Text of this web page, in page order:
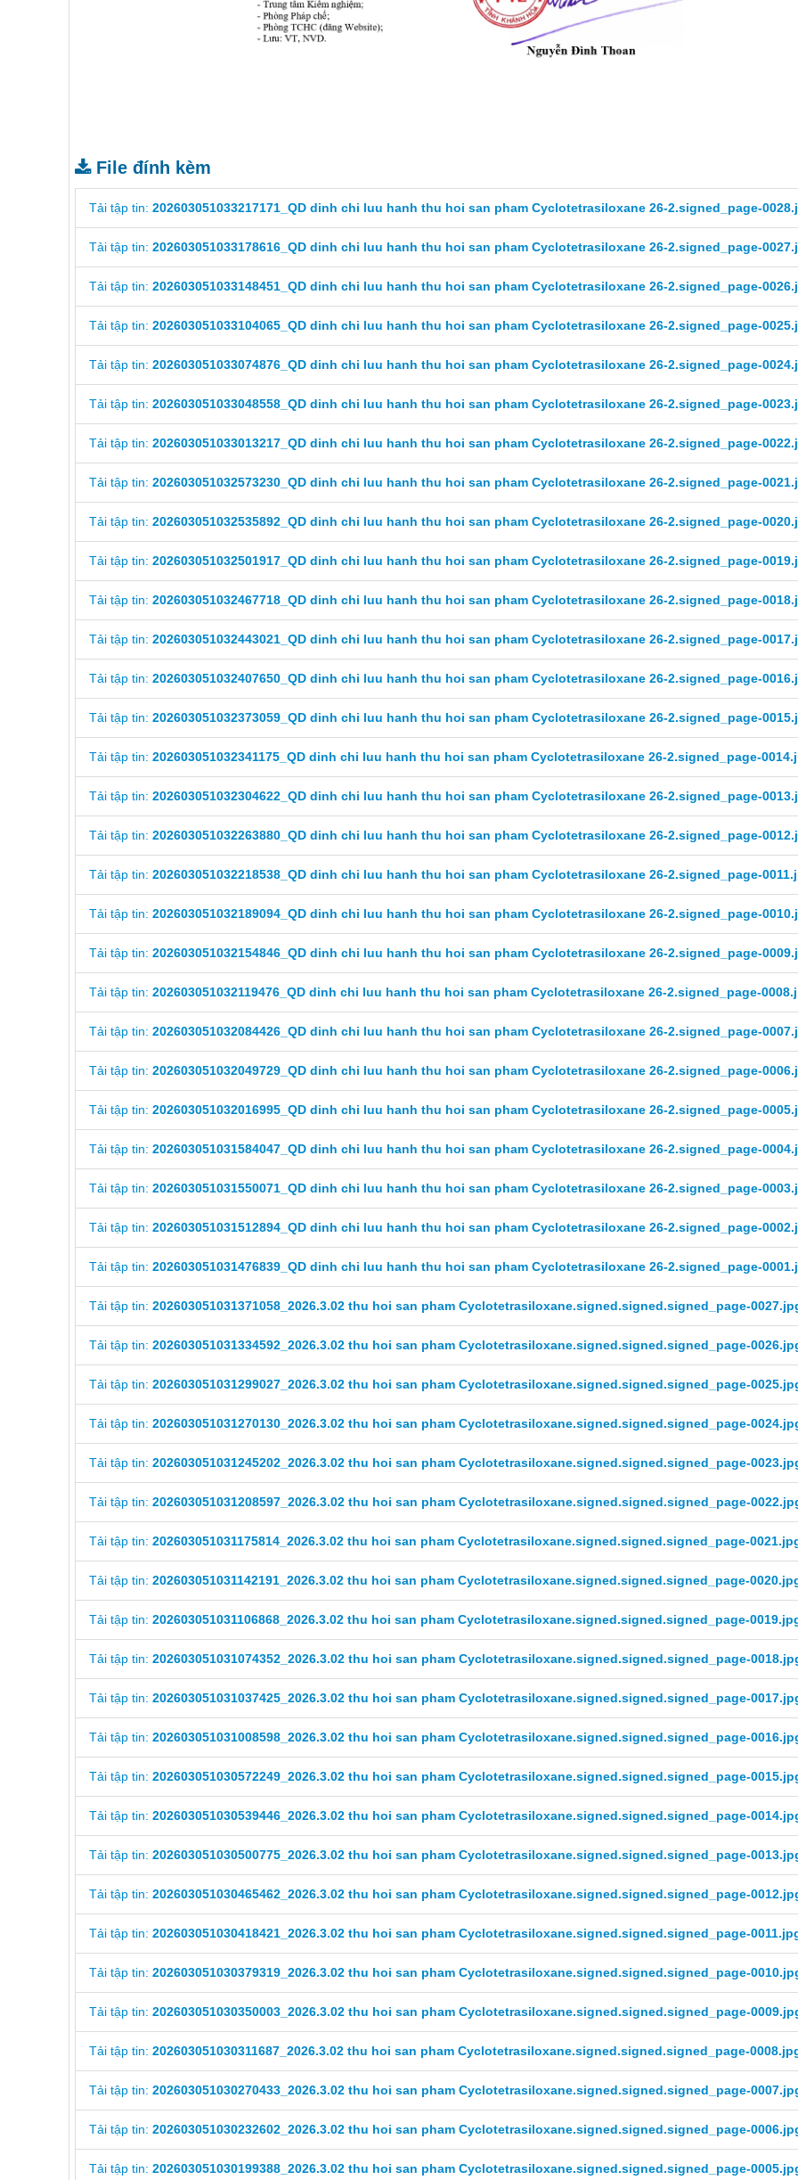
File đính kèm
Tải tập tin: 202603051033217171_QD dinh chi luu hanh thu hoi san pham Cyclotetrasiloxane 26-2.signed_page-
Tải tập tin: 202603051033178616_QD dinh chi luu hanh thu hoi san pham Cyclotetrasiloxane 26-2.signed_page-
Tải tập tin: 202603051033148451_QD dinh chi luu hanh thu hoi san pham Cyclotetrasiloxane 26-2.signed_page-
Tải tập tin: 202603051033104065_QD dinh chi luu hanh thu hoi san pham Cyclotetrasiloxane 26-2.signed_page-
Tải tập tin: 202603051033074876_QD dinh chi luu hanh thu hoi san pham Cyclotetrasiloxane 26-2.signed_page-
Tải tập tin: 202603051033048558_QD dinh chi luu hanh thu hoi san pham Cyclotetrasiloxane 26-2.signed_page-
Tải tập tin: 202603051033013217_QD dinh chi luu hanh thu hoi san pham Cyclotetrasiloxane 26-2.signed_page-
Tải tập tin: 202603051032573230_QD dinh chi luu hanh thu hoi san pham Cyclotetrasiloxane 26-2.signed_page-
Tải tập tin: 202603051032535892_QD dinh chi luu hanh thu hoi san pham Cyclotetrasiloxane 26-2.signed_page-
Tải tập tin: 202603051032501917_QD dinh chi luu hanh thu hoi san pham Cyclotetrasiloxane 26-2.signed_page-
Tải tập tin: 202603051032467718_QD dinh chi luu hanh thu hoi san pham Cyclotetrasiloxane 26-2.signed_page-
Tải tập tin: 202603051032443021_QD dinh chi luu hanh thu hoi san pham Cyclotetrasiloxane 26-2.signed_page-
Tải tập tin: 202603051032407650_QD dinh chi luu hanh thu hoi san pham Cyclotetrasiloxane 26-2.signed_page-
Tải tập tin: 202603051032373059_QD dinh chi luu hanh thu hoi san pham Cyclotetrasiloxane 26-2.signed_page-
Tải tập tin: 202603051032341175_QD dinh chi luu hanh thu hoi san pham Cyclotetrasiloxane 26-2.signed_page-
Tải tập tin: 202603051032304622_QD dinh chi luu hanh thu hoi san pham Cyclotetrasiloxane 26-2.signed_page-
Tải tập tin: 202603051032263880_QD dinh chi luu hanh thu hoi san pham Cyclotetrasiloxane 26-2.signed_page-
Tải tập tin: 202603051032218538_QD dinh chi luu hanh thu hoi san pham Cyclotetrasiloxane 26-2.signed_page-
Tải tập tin: 202603051032189094_QD dinh chi luu hanh thu hoi san pham Cyclotetrasiloxane 26-2.signed_page-
Tải tập tin: 202603051032154846_QD dinh chi luu hanh thu hoi san pham Cyclotetrasiloxane 26-2.signed_page-
Tải tập tin: 202603051032119476_QD dinh chi luu hanh thu hoi san pham Cyclotetrasiloxane 26-2.signed_page-
Tải tập tin: 202603051032084426_QD dinh chi luu hanh thu hoi san pham Cyclotetrasiloxane 26-2.signed_page-
Tải tập tin: 202603051032049729_QD dinh chi luu hanh thu hoi san pham Cyclotetrasiloxane 26-2.signed_page-
Tải tập tin: 202603051032016995_QD dinh chi luu hanh thu hoi san pham Cyclotetrasiloxane 26-2.signed_page-
Tải tập tin: 202603051031584047_QD dinh chi luu hanh thu hoi san pham Cyclotetrasiloxane 26-2.signed_page-
Tải tập tin: 202603051031550071_QD dinh chi luu hanh thu hoi san pham Cyclotetrasiloxane 26-2.signed_page-
Tải tập tin: 202603051031512894_QD dinh chi luu hanh thu hoi san pham Cyclotetrasiloxane 26-2.signed_page-
Tải tập tin: 202603051031476839_QD dinh chi luu hanh thu hoi san pham Cyclotetrasiloxane 26-2.signed_page-
Tải tập tin: 202603051031371058_2026.3.02 thu hoi san pham Cyclotetrasiloxane.signed.signed.signed_page-
Tải tập tin: 202603051031334592_2026.3.02 thu hoi san pham Cyclotetrasiloxane.signed.signed.signed_page-
Tải tập tin: 202603051031299027_2026.3.02 thu hoi san pham Cyclotetrasiloxane.signed.signed.signed_page-
Tải tập tin: 202603051031270130_2026.3.02 thu hoi san pham Cyclotetrasiloxane.signed.signed.signed_page-
Tải tập tin: 202603051031245202_2026.3.02 thu hoi san pham Cyclotetrasiloxane.signed.signed.signed_page-
Tải tập tin: 202603051031208597_2026.3.02 thu hoi san pham Cyclotetrasiloxane.signed.signed.signed_page-
Tải tập tin: 202603051031175814_2026.3.02 thu hoi san pham Cyclotetrasiloxane.signed.signed.signed_page-
Tải tập tin: 202603051031142191_2026.3.02 thu hoi san pham Cyclotetrasiloxane.signed.signed.signed_page-
Tải tập tin: 202603051031106868_2026.3.02 thu hoi san pham Cyclotetrasiloxane.signed.signed.signed_page-
Tải tập tin: 202603051031074352_2026.3.02 thu hoi san pham Cyclotetrasiloxane.signed.signed.signed_page-
Tải tập tin: 202603051031037425_2026.3.02 thu hoi san pham Cyclotetrasiloxane.signed.signed.signed_page-
Tải tập tin: 202603051031008598_2026.3.02 thu hoi san pham Cyclotetrasiloxane.signed.signed.signed_page-
Tải tập tin: 202603051030572249_2026.3.02 thu hoi san pham Cyclotetrasiloxane.signed.signed.signed_page-
Tải tập tin: 202603051030539446_2026.3.02 thu hoi san pham Cyclotetrasiloxane.signed.signed.signed_page-
Tải tập tin: 202603051030500775_2026.3.02 thu hoi san pham Cyclotetrasiloxane.signed.signed.signed_page-
Tải tập tin: 202603051030465462_2026.3.02 thu hoi san pham Cyclotetrasiloxane.signed.signed.signed_page-
Tải tập tin: 202603051030418421_2026.3.02 thu hoi san pham Cyclotetrasiloxane.signed.signed.signed_page-
Tải tập tin: 202603051030379319_2026.3.02 thu hoi san pham Cyclotetrasiloxane.signed.signed.signed_page-
Tải tập tin: 202603051030350003_2026.3.02 thu hoi san pham Cyclotetrasiloxane.signed.signed.signed_page-
Tải tập tin: 202603051030311687_2026.3.02 thu hoi san pham Cyclotetrasiloxane.signed.signed.signed_page-
Tải tập tin: 202603051030270433_2026.3.02 thu hoi san pham Cyclotetrasiloxane.signed.signed.signed_page-
Tải tập tin: 202603051030232602_2026.3.02 thu hoi san pham Cyclotetrasiloxane.signed.signed.signed_page-
Tải tập tin: 202603051030199388_2026.3.02 thu hoi san pham Cyclotetrasiloxane.signed.signed.signed_page-